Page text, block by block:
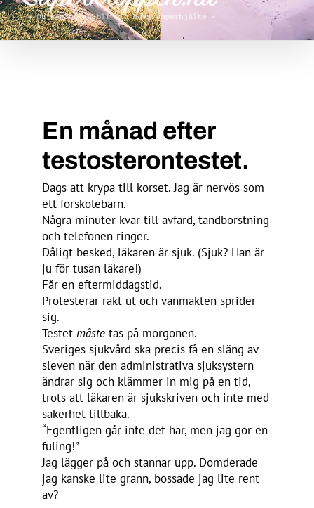
En månad efter
testosterontestet.
Dags att krypa till korset. Jag är nervös som
ett förskolebarn.
Några minuter kvar till avfärd, tandborstning
och telefonen ringer.
Dåligt besked, läkaren är sjuk. (Sjuk? Han är
ju för tusan läkare!)
Får en eftermiddagstid.
Protesterar rakt ut och vanmakten sprider
sig.
Testet måste tas på morgonen.
Sveriges sjukvård ska precis få en släng av
sleven när den administrativa sjuksystern
ändrar sig och klämmer in mig på en tid,
trots att läkaren är sjukskriven och inte med
säkerhet tillbaka.
“Egentligen går inte det här, men jag gör en
fuling!”
Jag lägger på och stannar upp. Domderade
jag kanske lite grann, bossade jag lite rent
av?